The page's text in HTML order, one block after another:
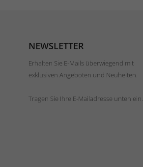
NEWSLETTER
Erhalten Sie E-Mails überwiegend mit
exklusiven Angeboten und Neuheiten.
Tragen Sie Ihre E-Mailadresse unten ein.